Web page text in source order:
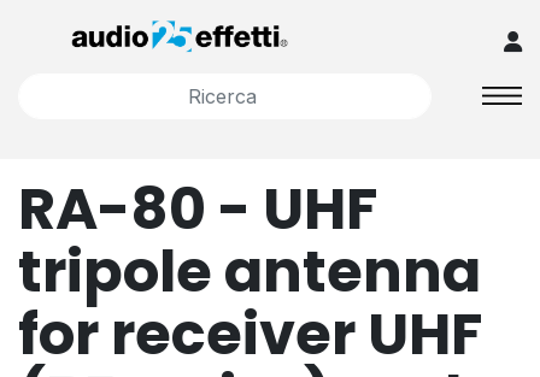
RA-80 - UHF
tripole antenna
for receiver UHF